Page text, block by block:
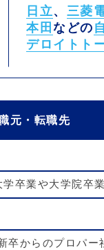
日立、 三菱
本田などの
デロイトト
元・転職先
卒業や大学院卒
卒からのプロパ